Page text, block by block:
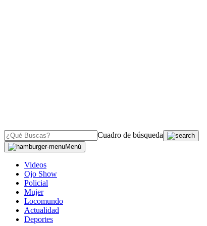
Cuadro de búsqueda
Menú
Videos
Ojo Show
Policial
Mujer
Locomundo
Actualidad
Deportes